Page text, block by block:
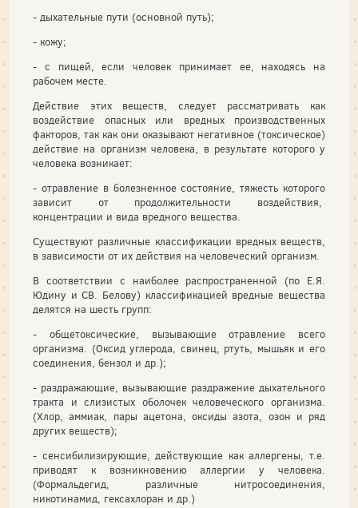
- дыхательные пути (основной путь);
- кожу;
- с пищей, если человек принимает ее, находясь на
рабочем месте.
Действие этих веществ, следует рассматривать как
воздействие опасных или вредных производственных
факторов, так как они оказывают негативное (токсическое)
действие на организм человека, в результате которого у
человека возникает:
- отравление в болезненное состояние, тяжесть которого
зависит от продолжительности воздействия,
концентрации и вида вредного вещества.
Существуют различные классификации вредных веществ,
в зависимости от их действия на человеческий организм.
В соответствии с наиболее распространенной (по Е.Я.
Юдину и СВ. Белову) классификацией вредные вещества
делятся на шесть групп:
- общетоксические, вызывающие отравление всего
организма. (Оксид углерода, свинец, ртуть, мышьяк и его
соединения, бензол и др.);
- раздражающие, вызывающие раздражение дыхательного
тракта и слизистых оболочек человеческого организма.
(Хлор, аммиак, пары ацетона, оксиды азота, озон и ряд
других веществ);
- сенсибилизирующие, действующие как аллергены, т.е.
приводят к возникновению аллергии у человека.
(Формальдегид, различные нитросоединения,
никотинамид, гексахлоран и др.)